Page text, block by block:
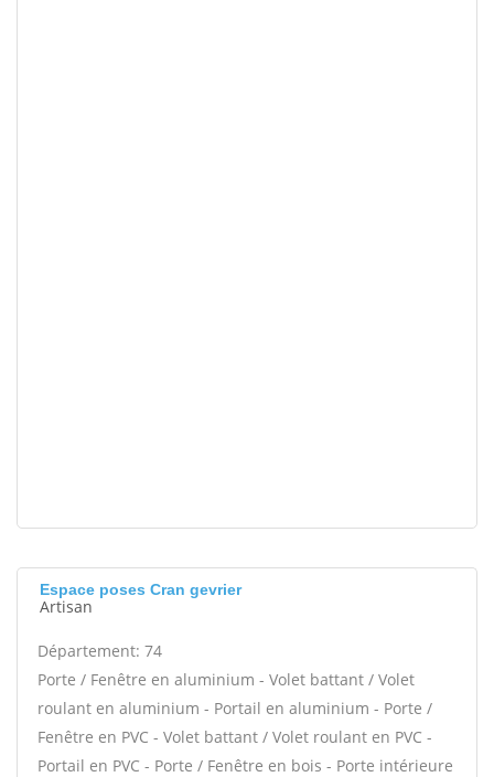
Espace poses Cran gevrier
Artisan
Département: 74
Porte / Fenêtre en aluminium - Volet battant / Volet
roulant en aluminium - Portail en aluminium - Porte /
Fenêtre en PVC - Volet battant / Volet roulant en PVC -
Portail en PVC - Porte / Fenêtre en bois - Porte intérieure